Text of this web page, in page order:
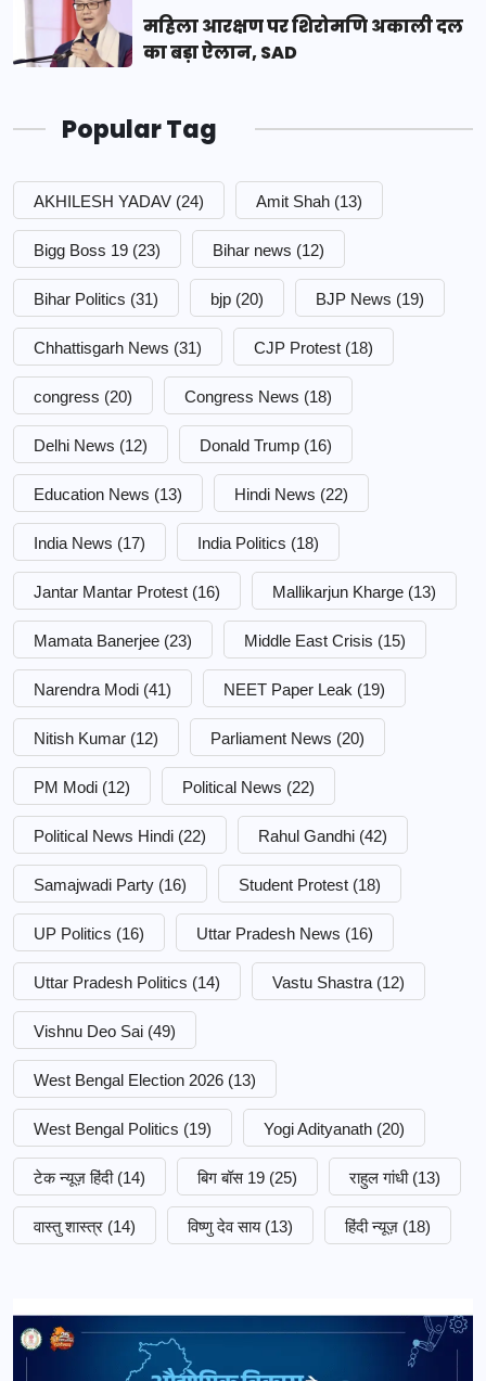
महिला आरक्षण पर शिरोमणि अकाली दल
का बड़ा ऐलान, SAD
Popular Tag
AKHILESH YADAV (24) Amit Shah (13)
Bigg Boss 19 (23) Bihar news (12)
Bihar Politics (31) bjp (20) BJP News (19)
Chhattisgarh News (31) CJP Protest (18)
congress (20) Congress News (18)
Delhi News (12) Donald Trump (16)
Education News (13) Hindi News (22)
India News (17) India Politics (18)
Jantar Mantar Protest (16) Mallikarjun Kharge (13)
Mamata Banerjee (23) Middle East Crisis (15)
Narendra Modi (41) NEET Paper Leak (19)
Nitish Kumar (12) Parliament News (20)
PM Modi (12) Political News (22)
Political News Hindi (22) Rahul Gandhi (42)
Samajwadi Party (16) Student Protest (18)
UP Politics (16) Uttar Pradesh News (16)
Uttar Pradesh Politics (14) Vastu Shastra (12)
Vishnu Deo Sai (49)
West Bengal Election 2026 (13)
West Bengal Politics (19) Yogi Adityanath (20)
टेक न्यूज़ हिंदी (14) बिग बॉस 19 (25) राहुल गांधी (13)
वास्तु शास्त्र (14) विष्णु देव साय (13) हिंदी न्यूज़ (18)